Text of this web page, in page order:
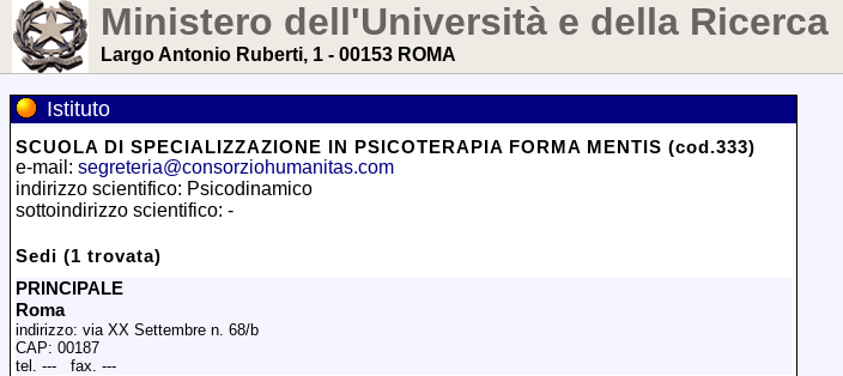
Ministero dell'Università e della Ricerca
Largo Antonio Ruberti, 1 - 00153 ROMA
Istituto
SCUOLA DI SPECIALIZZAZIONE IN PSICOTERAPIA FORMA MENTIS (cod.333)
e-mail: segreteria@consorziohumanitas.com
indirizzo scientifico: Psicodinamico
sottoindirizzo scientifico: -
Sedi (1 trovata)
PRINCIPALE
Roma
indirizzo: via XX Settembre n. 68/b
CAP: 00187
tel. --- fax. ---